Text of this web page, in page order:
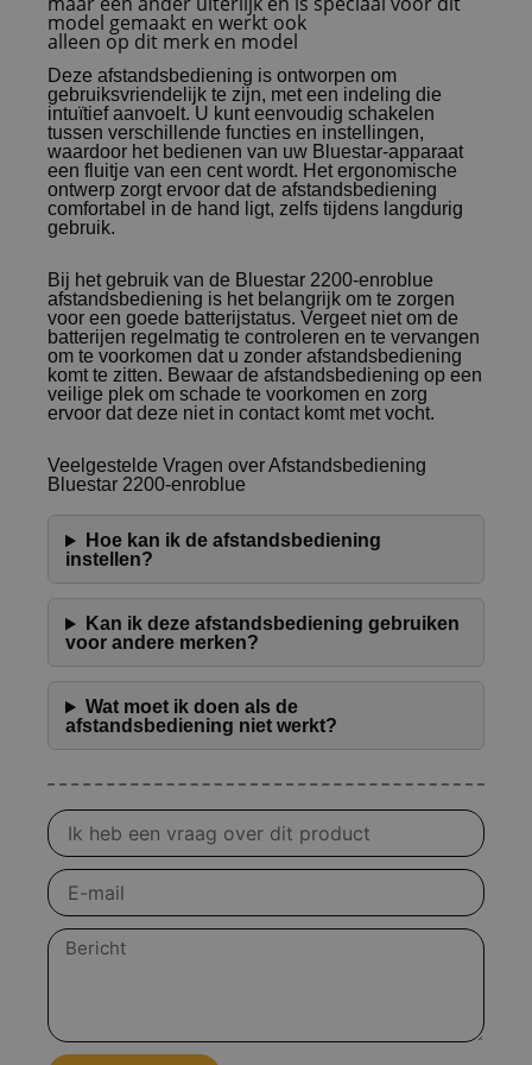
model gemaakt en werkt ook
alleen op dit merk en model
Deze afstandsbediening is ontworpen om
gebruiksvriendelijk te zijn, met een indeling die
intuïtief aanvoelt. U kunt eenvoudig schakelen
tussen verschillende functies en instellingen,
waardoor het bedienen van uw Bluestar-apparaat
een fluitje van een cent wordt. Het ergonomische
ontwerp zorgt ervoor dat de afstandsbediening
comfortabel in de hand ligt, zelfs tijdens langdurig
gebruik.
Bij het gebruik van de Bluestar 2200-enroblue
afstandsbediening is het belangrijk om te zorgen
voor een goede batterijstatus. Vergeet niet om de
batterijen regelmatig te controleren en te vervangen
om te voorkomen dat u zonder afstandsbediening
komt te zitten. Bewaar de afstandsbediening op een
veilige plek om schade te voorkomen en zorg
ervoor dat deze niet in contact komt met vocht.
Veelgestelde Vragen over Afstandsbediening
Bluestar 2200-enroblue
Hoe kan ik de afstandsbediening
instellen?
Kan ik deze afstandsbediening gebruiken
voor andere merken?
Wat moet ik doen als de
afstandsbediening niet werkt?
Vraag
over
product
E-
mail
Bericht